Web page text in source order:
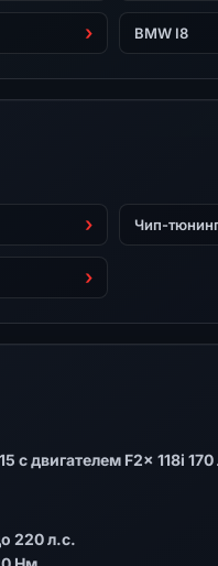
BMW I8
Чип-
с двигателем F2x 118i 170
220 л.с.